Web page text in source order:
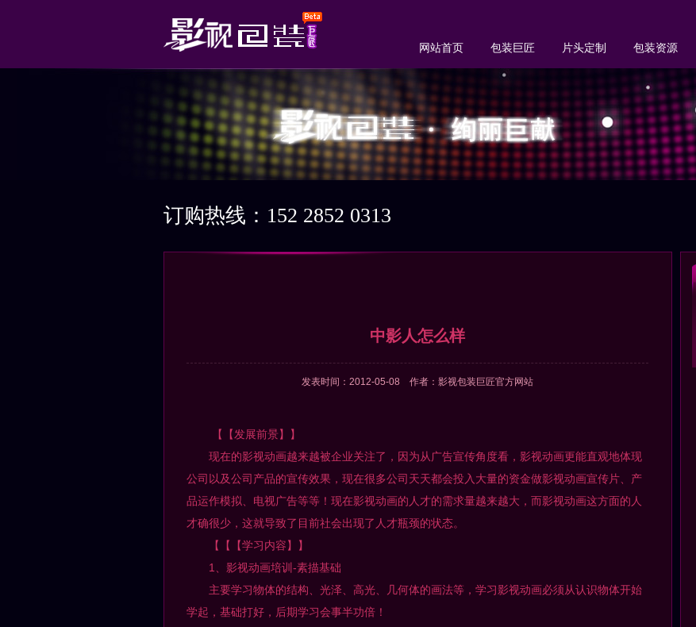
网站首页 包装巨匠 片头定制 包装资源
订购热线：152 2852 0313
中影人怎么样
发表时间：2012-05-08 作者：影视包装巨匠官方网站
【【发展前景】】
现在的影视动画越来越被企业关注了，因为从广告宣传角度看，影视动画更能直观地体现
公司以及公司产品的宣传效果，现在很多公司天天都会投入大量的资金做影视动画宣传片、产
品运作模拟、电视广告等等！现在影视动画的人才的需求量越来越大，而影视动画这方面的人
才确很少，这就导致了目前社会出现了人才瓶颈的状态。
【【【学习内容】】
1、影视动画培训-素描基础
主要学习物体的结构、光泽、高光、几何体的画法等，学习影视动画必须从认识物体开始
学起，基础打好，后期学习会事半功倍！